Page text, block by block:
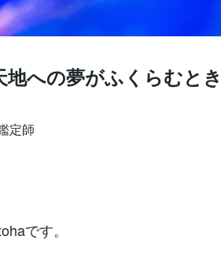
地への夢がふくらむと
定師
です。